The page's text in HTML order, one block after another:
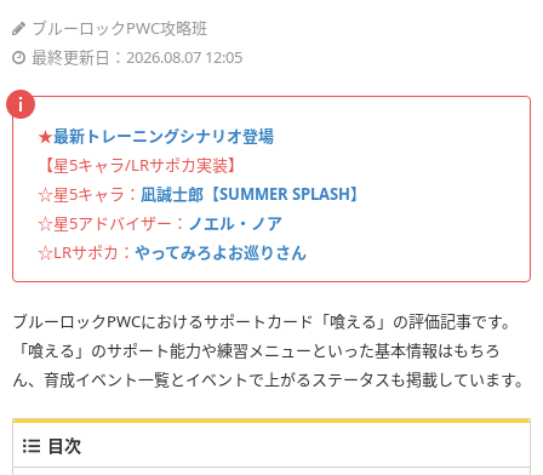
ブルーロックPWC攻略班
最終更新日：2026.08.07 12:05
★最新トレーニングシナリオ登場
【星5キャラ/LRサポカ実装】
☆星5キャラ： 凪誠士郎【SUMMER SPLASH】
☆星5アドバイザー： ノエル・ノア
☆LRサポカ： やってみろよお巡りさん
ブルーロックPWCにおけるサポートカード「喰える」の評価記事です。
「喰える」のサポート能力や練習メニューといった基本情報はもちろ
ん、育成イベント一覧とイベントで上がるステータスも掲載しています。
目次